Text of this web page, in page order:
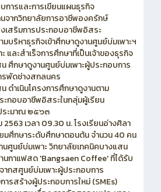
การและการเขียนแผนธุรกิจ
จากวิทยาลัยการอาชีพองครักษ์
เสริมการประกอบอาชีพอิสระ
บริหาธุรกิจเข้าศึกษาดูงานศูนย์บ่มเพาะฯ
และสำเร็จการศึกษาที่เป็นเจ้าของธุรกิจ
ศึกษาดูงานศูนย์บ่มเพาะผู้ประกอบการ
รพัดช่างสกลนคร
ดำเนินโครงการศึกษาดูงานตาม
ะกอบอาชีพอิสระในกลุ่มผู้เรียน
ระมาณ ๒๕๖๓
เวลา 09.30 น. โรงเรียนอ่างศิลา
มศึกษาระดับศึกษาตอนต้น จำนวน 40 คน
ศูนย์บ่มเพาะ วิทยาลัยเทคนิคบางแสน
นกาแฟสด 'Bangsaen Coffee' ที่ได้รับ
กสศูนย์บ่มเพาะผู้ประกอบการ
ารสร้างผู้ประกอบการใหม่ (SMEs)